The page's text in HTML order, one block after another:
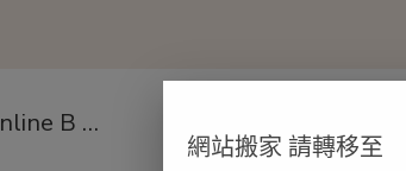
B …
網站搬家 請轉移至